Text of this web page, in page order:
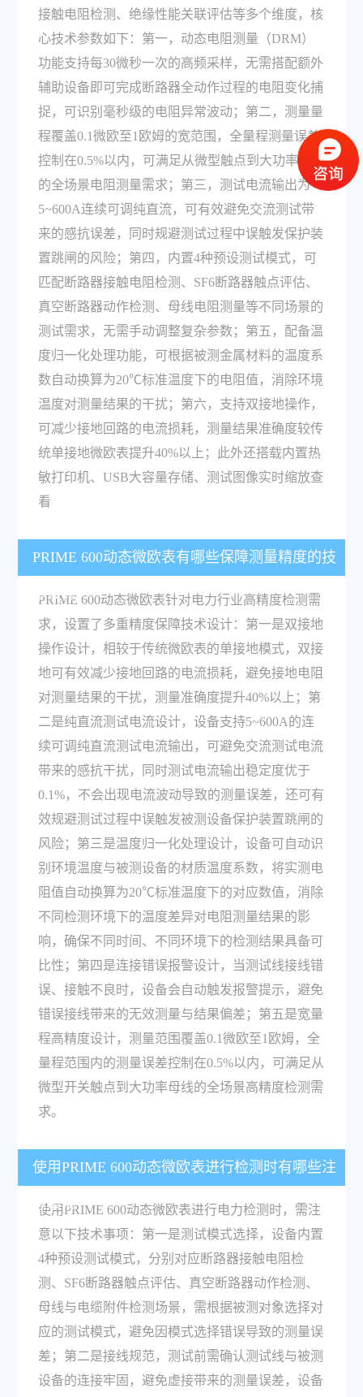
接触电阻检测、绝缘性能关联评估等多个维度，核
心技术参数如下：第一，动态电阻测量（DRM）
功能支持每30微秒一次的高频采样，无需搭配额外
辅助设备即可完成断路器全动作过程的电阻变化捕
捉，可识别毫秒级的电阻异常波动；第二，测量量
程覆盖0.1微欧至1欧姆的宽范围，全量程测量误差
控制在0.5%以内，可满足从微型触点到大功率母线
的全场景电阻测量需求；第三，测试电流输出为
5~600A连续可调纯直流，可有效避免交流测试带
来的感抗误差，同时规避测试过程中误触发保护装
置跳闸的风险；第四，内置4种预设测试模式，可
匹配断路器接触电阻检测、SF6断路器触点评估、
真空断路器动作检测、母线电阻测量等不同场景的
测试需求，无需手动调整复杂参数；第五，配备温
度归一化处理功能，可根据被测金属材料的温度系
数自动换算为20℃标准温度下的电阻值，消除环境
温度对测量结果的干扰；第六，支持双接地操作，
可减少接地回路的电流损耗，测量结果准确度较传
统单接地微欧表提升40%以上；此外还搭载内置热
敏打印机、USB大容量存储、测试图像实时缩放查
看
PRIME 600动态微欧表有哪些保障测量精度的技
术设计？
PRIME 600动态微欧表针对电力行业高精度检测需
求，设置了多重精度保障技术设计：第一是双接地
操作设计，相较于传统微欧表的单接地模式，双接
地可有效减少接地回路的电流损耗，避免接地电阻
对测量结果的干扰，测量准确度提升40%以上；第
二是纯直流测试电流设计，设备支持5~600A的连
续可调纯直流测试电流输出，可避免交流测试电流
带来的感抗干扰，同时测试电流输出稳定度优于
0.1%，不会出现电流波动导致的测量误差，还可有
效规避测试过程中误触发被测设备保护装置跳闸的
风险；第三是温度归一化处理设计，设备可自动识
别环境温度与被测设备的材质温度系数，将实测电
阻值自动换算为20℃标准温度下的对应数值，消除
不同检测环境下的温度差异对电阻测量结果的影
响，确保不同时间、不同环境下的检测结果具备可
比性；第四是连接错误报警设计，当测试线接线错
误、接触不良时，设备会自动触发报警提示，避免
错误接线带来的无效测量与结果偏差；第五是宽量
程高精度设计，测量范围覆盖0.1微欧至1欧姆，全
量程范围内的测量误差控制在0.5%以内，可满足从
微型开关触点到大功率母线的全场景高精度检测需
求。
使用PRIME 600动态微欧表进行检测时有哪些注
意事项？
使用PRIME 600动态微欧表进行电力检测时，需注
意以下技术事项：第一是测试模式选择，设备内置
4种预设测试模式，分别对应断路器接触电阻检
测、SF6断路器触点评估、真空断路器动作检测、
母线与电缆附件检测场景，需根据被测对象选择对
应的测试模式，避免因模式选择错误导致的测量误
差；第二是接线规范，测试前需确认测试线与被测
设备的连接牢固，避免虚接带来的测量误差，设备